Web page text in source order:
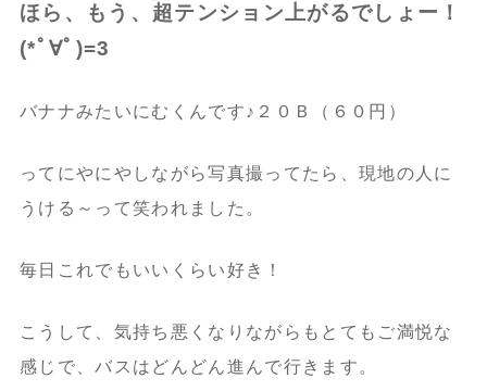
ほら、もう、超テンション上がるでしょー！
(*ﾟ∀ﾟ)=3
バナナみたいにむくんです♪２０Ｂ（６０円）
ってにやにやしながら写真撮ってたら、現地の人に
うける～って笑われました。
毎日これでもいいくらい好き！
こうして、気持ち悪くなりながらもとてもご満悦な
感じで、バスはどんどん進んで行きます。